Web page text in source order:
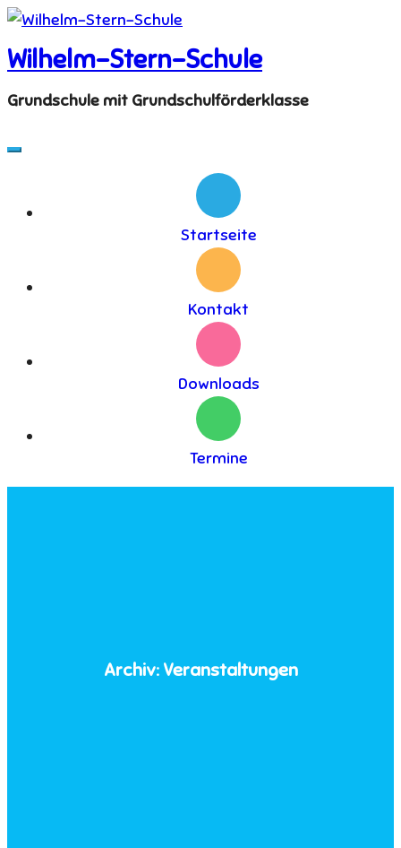
Skip
to
content
Wilhelm-Stern-Schule
Grundschule mit Grundschulförderklasse
Startseite
Kontakt
Downloads
Termine
Archiv: Veranstaltungen